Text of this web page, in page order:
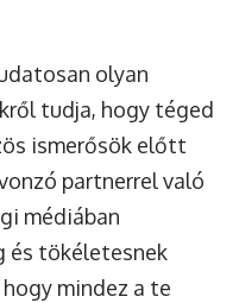
olyan
tudja, hogy téged
ismerősök előtt
partnerrel való
médiában
tökéletesnek
mindez a te